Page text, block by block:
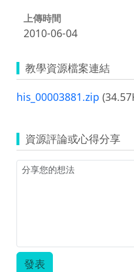
上傳時間
2010-06-04
教學資源檔案連結
his_00003881.zip
資源評論或心得分享
發表